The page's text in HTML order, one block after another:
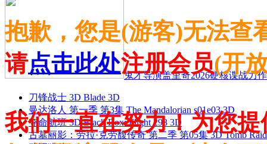
鬼才导演盖里奇2026硬核谍战力
刀锋战士 3D Blade 3D
曼达洛人 第一季 第3集 The Mandalorian s01e03 3D
夺命航班 3D Black Box: Flight 298 3D
古墓丽影：劳拉·克劳馥传奇 第二季 第05集 3D Tomb
抱歉，您是(游客)无法查
请点击此处注册会员(开
我们一直在努力！为您